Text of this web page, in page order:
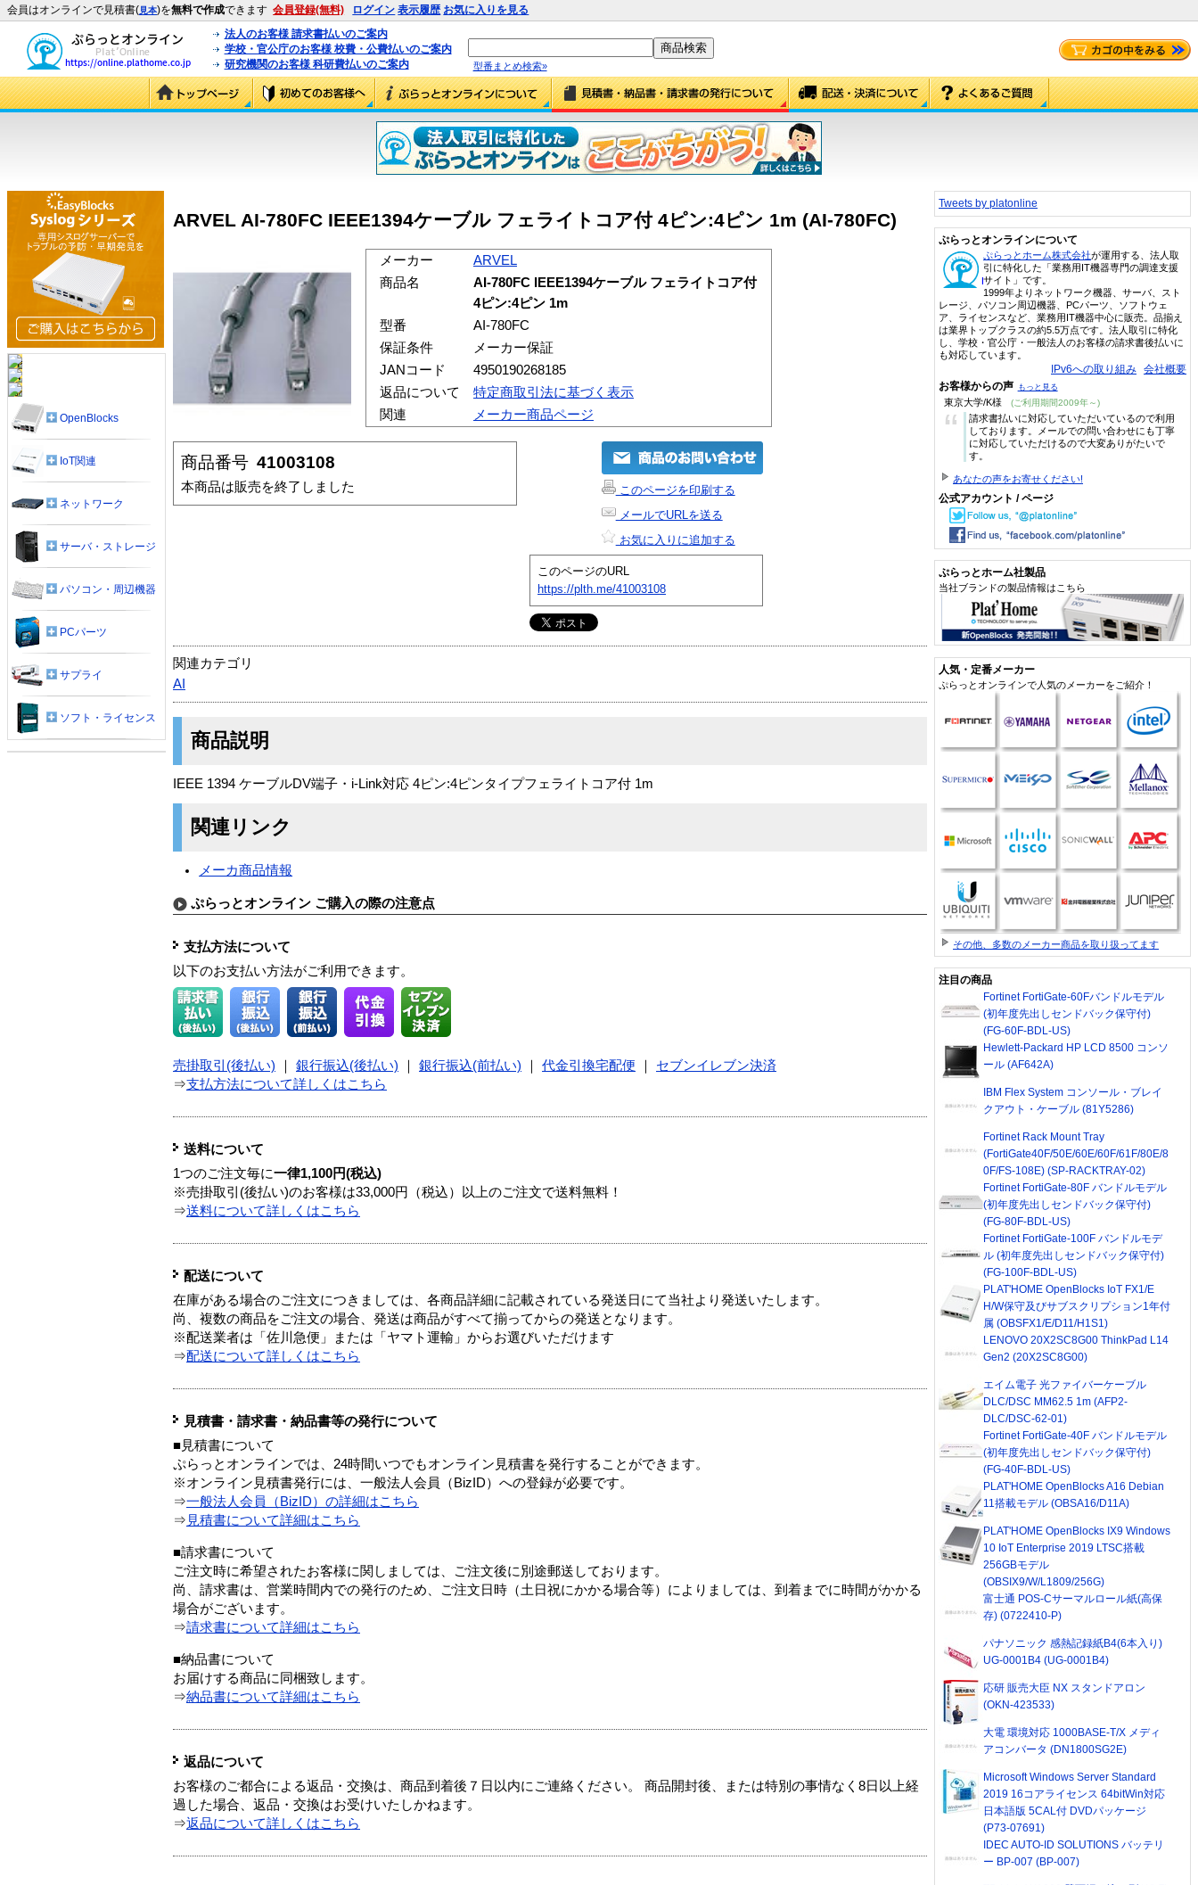
会員はオンラインで見積書(見本)を無料で作成できます 会員登録(無料) ログイン 表示履歴 お気に入りを見る
法人のお客様 請求書払いのご案内
学校・官公庁のお客様 校費・公費払いのご案内
研究機関のお客様 科研費払いのご案内
型番まとめ検索»
ARVEL AI-780FC IEEE1394ケーブル フェライトコア付 4ピン:4ピン 1m (AI-780FC)
メーカー
ARVEL
商品名
AI-780FC IEEE1394ケーブル フェライトコア付
4ピン:4ピン 1m
型番
AI-780FC
保証条件
メーカー保証
JANコード
4950190268185
返品について
特定商取引法に基づく表示
関連
メーカー商品ページ
商品番号 41003108
本商品は販売を終了しました
このページを印刷する
メールでURLを送る
お気に入りに追加する
このページのURL
https://plth.me/41003108
関連カテゴリ
AI
商品説明
IEEE 1394 ケーブルDV端子・i-Link対応 4ピン:4ピンタイプフェライトコア付 1m
関連リンク
メーカ商品情報
ぷらっとオンライン ご購入の際の注意点
支払方法について
以下のお支払い方法がご利用できます。
売掛取引(後払い) 銀行振込(後払い) 銀行振込(前払い) 代金引換宅配便
セブンイレブン決済
⇒支払方法について詳しくはこちら
送料について
1つのご注文毎に一律1,100円(税込)
※売掛取引(後払い)のお客様は33,000円（税込）以上のご注文で送料無料！
⇒送料について詳しくはこちら
配送について
在庫がある場合のご注文につきましては、各商品詳細に記載されている発送日にて当社より発送いたします。
尚、複数の商品をご注文の場合、発送は商品がすべて揃ってからの発送となります。
※配送業者は「佐川急便」または「ヤマト運輸」からお選びいただけます
⇒配送について詳しくはこちら
見積書・請求書・納品書等の発行について
■見積書について
ぷらっとオンラインでは、24時間いつでもオンライン見積書を発行することができます。
※オンライン見積書発行には、一般法人会員（BizID）への登録が必要です。
⇒一般法人会員（BizID）の詳細はこちら
⇒ 見積書について詳細はこちら
■請求書について
ご注文時に希望されたお客様に関しましては、ご注文後に別途郵送しております。
尚、請求書は、営業時間内での発行のため、ご注文日時（土日祝にかかる場合等）によりましては、到着までに時間がかかる
場合がございます。
⇒請求書について詳細はこちら
■納品書について
お届けする商品に同梱致します。
⇒納品書について詳細はこちら
返品について
お客様のご都合による返品・交換は、商品到着後７日以内にご連絡ください。 商品開封後、または特別の事情なく8日以上経
過した場合、返品・交換はお受けいたしかねます。
⇒返品について詳しくはこちら
OpenBlocks
IoT関連
ネットワーク
サーバ・ストレージ
パソコン・周辺機器
PCパーツ
サプライ
ソフト・ライセンス
Tweets by platonline
ぷらっとオンラインについて
ぷらっとホーム株式会社が運用する、法人取
引に特化した「業務用IT機器専門の調達支援
サイト」です。
1999年よりネットワーク機器、サーバ、スト
レージ、パソコン周辺機器、PCパーツ、ソフトウェ
ア、ライセンスなど、業務用IT機器中心に販売。品揃え
は業界トップクラスの約5.5万点です。法人取引に特化
し、学校・官公庁・一般法人のお客様の請求書後払いに
も対応しています。
IPv6への取り組み 会社概要
お客様からの声 もっと見る
東京大学/K様 (ご利用期間2009年～)
“
請求書払いに対応していただいているので利用
しております。メールでの問い合わせにも丁寧
に対応していただけるので大変ありがたいで
す。
あなたの声をお寄せください!
公式アカウント / ページ
ぷらっとホーム社製品
当社ブランドの製品情報はこちら
人気・定番メーカー
ぷらっとオンラインで人気のメーカーをご紹介！
その他、多数のメーカー商品を取り扱ってます
注目の商品
Fortinet FortiGate-60Fバンドルモデル
(初年度先出しセンドバック保守付)
(FG-60F-BDL-US)
Hewlett-Packard HP LCD 8500 コンソ
ール (AF642A)
IBM Flex System コンソール・ブレイ
クアウト・ケーブル (81Y5286)
Fortinet Rack Mount Tray
(FortiGate40F/50E/60E/60F/61F/80E/8
0F/FS-108E) (SP-RACKTRAY-02)
Fortinet FortiGate-80F バンドルモデル
(初年度先出しセンドバック保守付)
(FG-80F-BDL-US)
Fortinet FortiGate-100F バンドルモデ
ル (初年度先出しセンドバック保守付)
(FG-100F-BDL-US)
PLAT'HOME OpenBlocks IoT FX1/E
H/W保守及びサブスクリプション1年付
属 (OBSFX1/E/D11/H1S1)
LENOVO 20X2SC8G00 ThinkPad L14
Gen2 (20X2SC8G00)
エイム電子 光ファイバーケーブル
DLC/DSC MM62.5 1m (AFP2-
DLC/DSC-62-01)
Fortinet FortiGate-40F バンドルモデル
(初年度先出しセンドバック保守付)
(FG-40F-BDL-US)
PLAT'HOME OpenBlocks A16 Debian
11搭載モデル (OBSA16/D11A)
PLAT'HOME OpenBlocks IX9 Windows
10 IoT Enterprise 2019 LTSC搭載
256GBモデル
(OBSIX9/W/L1809/256G)
富士通 POS-Cサーマルロール紙(高保
存) (0722410-P)
パナソニック 感熱記録紙B4(6本入り)
UG-0001B4 (UG-0001B4)
応研 販売大臣 NX スタンドアロン
(OKN-423533)
大電 環境対応 1000BASE-T/X メディ
アコンバータ (DN1800SG2E)
Microsoft Windows Server Standard
2019 16コアライセンス 64bitWin対応
日本語版 5CAL付 DVDパッケージ
(P73-07691)
IDEC AUTO-ID SOLUTIONS バッテリ
ー BP-007 (BP-007)